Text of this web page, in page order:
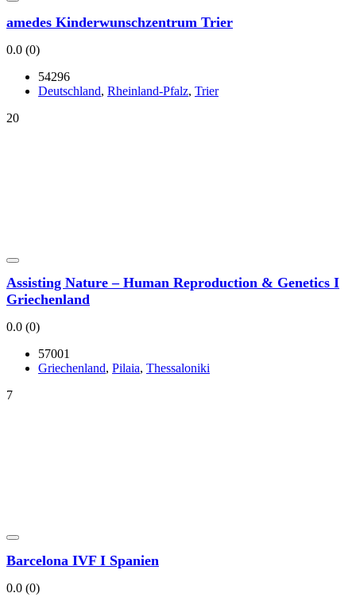
ame­des Kin­der­wunsch­zen­trum Trier
0.0 (0)
54296
Deutsch­land, Rhein­land-Pfalz, Trier
20
Assis­ting Natu­re – Human Repro­duc­tion & Gene­tics I
Grie­chen­land
0.0 (0)
57001
Grie­chen­land, Pila­ia, Thes­sa­lo­ni­ki
7
Bar­ce­lo­na IVF I Spa­ni­en
0.0 (0)